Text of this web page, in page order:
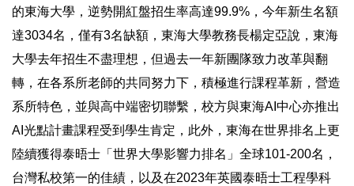
的東海大學，逆勢開紅盤招生率高達99.9%，今年新生名額
達3034名，僅有3名缺額，東海大學教務長楊定亞說，東海
大學去年招生不盡理想，但過去一年新團隊致力改革與翻
轉，在各系所老師的共同努力下，積極進行課程革新，營造
系所特色，並與高中端密切聯繫，校方與東海AI中心亦推出
AI光點計畫課程受到學生肯定，此外，東海在世界排名上更
陸續獲得泰晤士「世界大學影響力排名」全球101-200名，
台灣私校第一的佳績，以及在2023年英國泰晤士工程學科